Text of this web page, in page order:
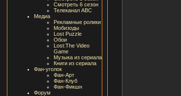
Смотреть 6 сезон
Телеканал ABC
Медиа
Рекламные ролики
Мобизоды
Lost Puzzle
Обои
Lost:The Video
Game
Музыка из сериала
Книги из сериала
Фан-уголок
Фан-Арт
Фан-Клуб
Фан-Фикшн
Форум